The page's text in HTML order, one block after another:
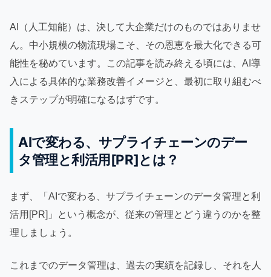
AI（人工知能）は、決して大企業だけのものではありませ
ん。中小規模の物流現場こそ、その恩恵を最大化できる可
能性を秘めています。この記事を読み終える頃には、AI導
入による具体的な業務改善イメージと、最初に取り組むべ
きステップが明確になるはずです。
AIで変わる、サプライチェーンのデー
タ管理と利活用[PR]とは？
まず、「AIで変わる、サプライチェーンのデータ管理と利
活用[PR]」という概念が、従来の管理とどう違うのかを整
理しましょう。
これまでのデータ管理は、過去の実績を記録し、それを人